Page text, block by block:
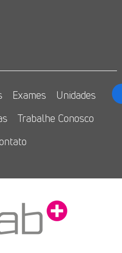
Exames
Unidades
Trabalhe Conosco